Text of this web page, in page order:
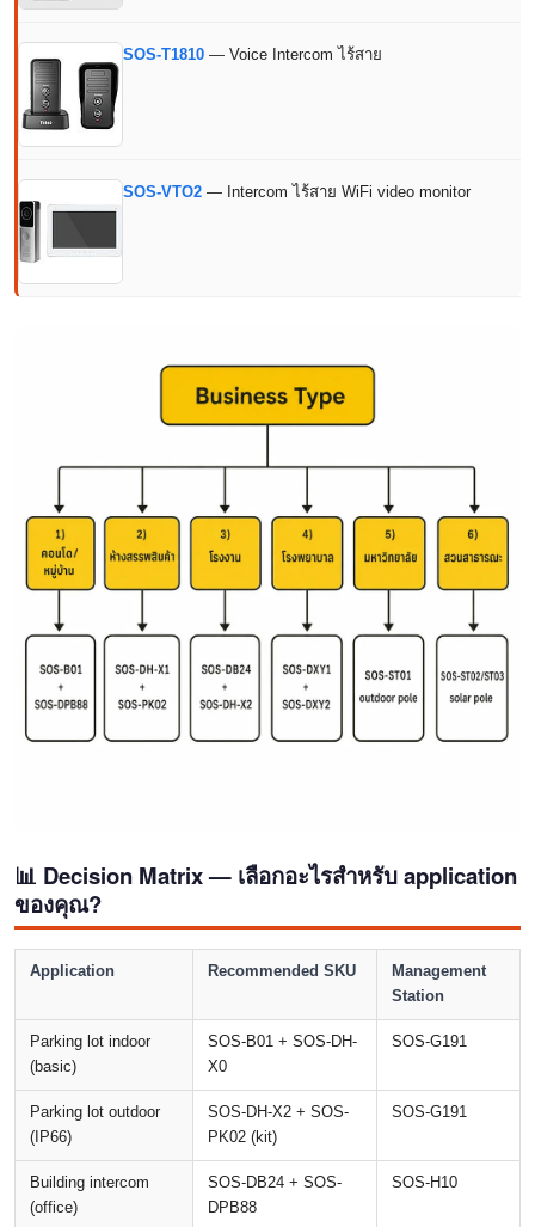
SOS-T1810 — Voice Intercom ไร้สาย
SOS-VTO2 — Intercom ไร้สาย WiFi video monitor
📊 Decision Matrix — เลือกอะไรสำหรับ application
ของคุณ?
Application Recommended SKU
Management
Station
Parking lot indoor
(basic)
SOS-B01 + SOS-DH-
X0
SOS-G191
Parking lot outdoor
(IP66)
SOS-DH-X2 + SOS-
PK02 (kit)
SOS-G191
Building intercom
(office)
SOS-DB24 + SOS-
DPB88
SOS-H10